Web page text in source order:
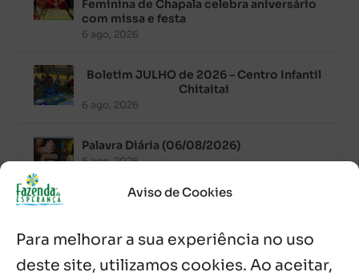
Aviso de Cookies
Para melhorar a sua experiência no uso
deste site, utilizamos cookies. Ao aceitar,
Feminina de Chapala celebra aniversário
com missa e festa
6 ago, 2026
Boletim JULHO de 2026 – Centro Infantil
Chitaitai
6 ago, 2026
Palavra Diária (06/08/2026)
6 ago, 2026
de Guadalajara